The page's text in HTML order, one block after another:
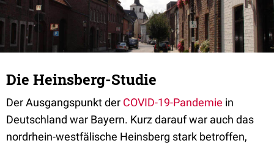
Die Heinsberg-Studie
Der Ausgangspunkt der COVID-19-Pandemie in
Deutschland war Bayern. Kurz darauf war auch das
nordrhein-westfälische Heinsberg stark betroffen,